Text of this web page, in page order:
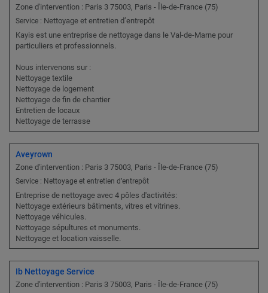
Zone d'intervention : Paris 3 75003, Paris - Île-de-France (75)
Service : Nettoyage et entretien d’entrepôt
Kayis est une entreprise de nettoyage dans le Val-de-Marne pour
particuliers et professionnels.
Nous intervenons sur :
Nettoyage textile
Nettoyage de logement
Nettoyage de fin de chantier
Entretien de locaux
Nettoyage de terrasse
Aveyrown
Zone d'intervention : Paris 3 75003, Paris - Île-de-France (75)
Service : Nettoyage et entretien d’entrepôt
Entreprise de nettoyage avec 4 pôles d'activités:
Nettoyage extérieurs bâtiments, vitres et vitrines.
Nettoyage véhicules.
Nettoyage sépultures et monuments.
Nettoyage et location vaisselle.
Ib Nettoyage Service
Zone d'intervention : Paris 3 75003, Paris - Île-de-France (75)